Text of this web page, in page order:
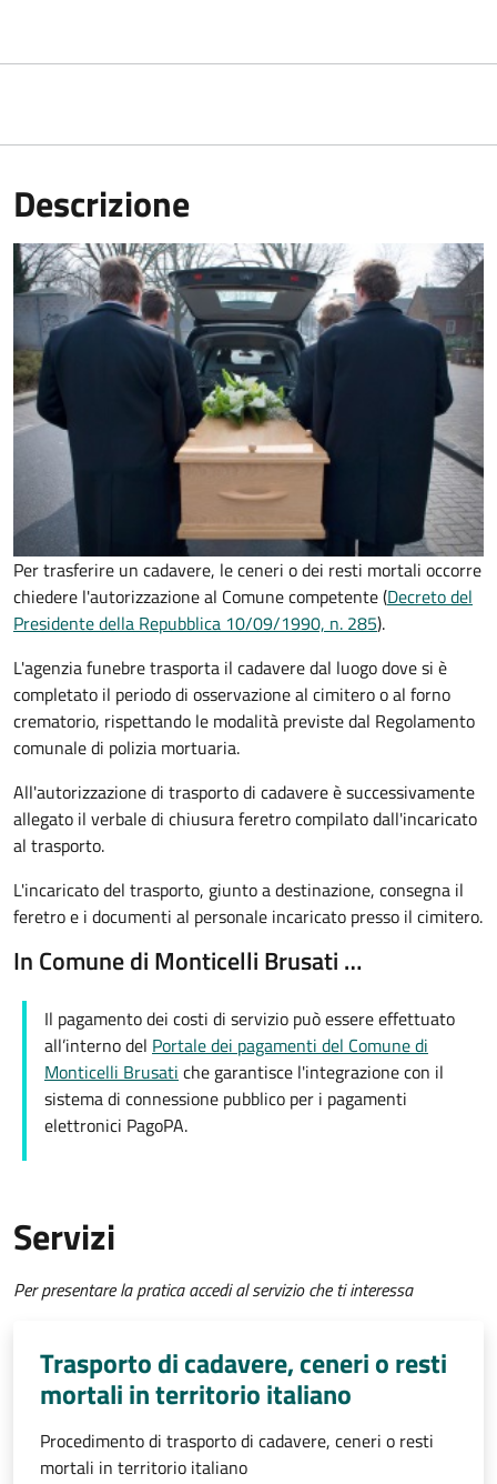
Descrizione
Per trasferire un cadavere, le ceneri o dei resti mortali occorre
chiedere l'autorizzazione al Comune competente (Decreto del
Presidente della Repubblica 10/09/1990, n. 285).
L'agenzia funebre trasporta il cadavere dal luogo dove si è
completato il periodo di osservazione al cimitero o al forno
crematorio, rispettando le modalità previste dal Regolamento
comunale di polizia mortuaria.
All'autorizzazione di trasporto di cadavere è successivamente
allegato il verbale di chiusura feretro compilato dall'incaricato
al trasporto.
L'incaricato del trasporto, giunto a destinazione, consegna il
feretro e i documenti al personale incaricato presso il cimitero.
In Comune di Monticelli Brusati …
Il pagamento dei costi di servizio può essere effettuato
all’interno del Portale dei pagamenti del Comune di
Monticelli Brusati che garantisce l'integrazione con il
sistema di connessione pubblico per i pagamenti
elettronici PagoPA.
Servizi
Per presentare la pratica accedi al servizio che ti interessa
Trasporto di cadavere, ceneri o resti
mortali in territorio italiano
Procedimento di trasporto di cadavere, ceneri o resti
mortali in territorio italiano